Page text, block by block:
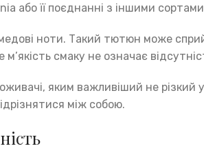
або її поєднанні з іншими
ноти. Такий тютюн може
смаку не означає
яким важливіший не
між собою.